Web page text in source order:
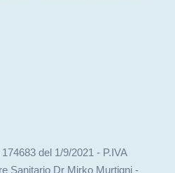
del 1/9/2021 - P.IVA
Sanitario Dr Mirko Murtigni -